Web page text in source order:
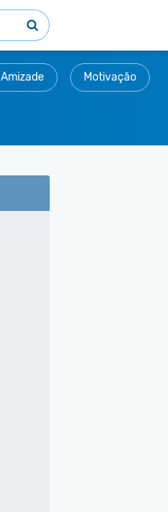
Amizade Motivação